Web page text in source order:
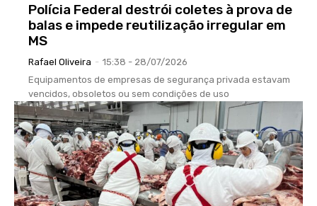
Polícia Federal destrói coletes à prova de
balas e impede reutilização irregular em
MS
Rafael Oliveira - 15:38 - 28/07/2026
Equipamentos de empresas de segurança privada estavam
vencidos, obsoletos ou sem condições de uso